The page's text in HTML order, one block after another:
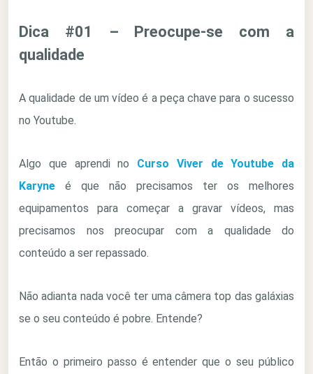
Dica #01 – Preocupe-se com a
qualidade
A qualidade de um vídeo é a peça chave para o sucesso
no Youtube.
Algo que aprendi no Curso Viver de Youtube da
Karyne é que não precisamos ter os melhores
equipamentos para começar a gravar vídeos, mas
precisamos nos preocupar com a qualidade do
conteúdo a ser repassado.
Não adianta nada você ter uma câmera top das galáxias
se o seu conteúdo é pobre. Entende?
Então o primeiro passo é entender que o seu público